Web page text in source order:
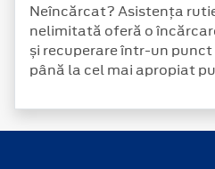
Neîncărcat? Asistența
nelimitată oferă o
și recuperare într-un
până la cel mai apropiat